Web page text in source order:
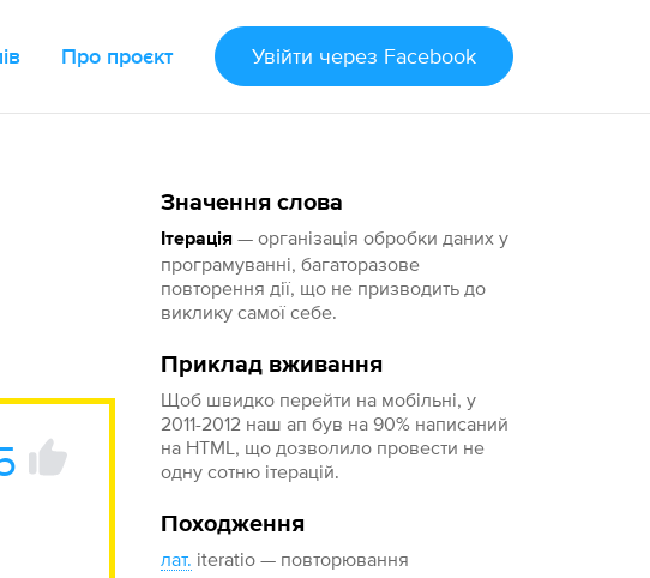
Про проєкт Увійти через Facebook
Значення слова
Ітерація — організація обробки даних у
програмуванні, багаторазове
повторення дії, що не призводить до
виклику самої себе.
Приклад вживання
Щоб швидко перейти на мобільні, у
2011-2012 наш ап був на 90% написаний
на HTML, що дозволило провести не
одну сотню ітерацій.
Походження
лат. iteratio — повторювання